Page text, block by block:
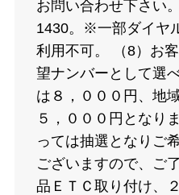
お問い合わせ下さい
1430。※一部ダイヤ
利用不可。 （8）お
望ナンバーとして選
は８，０００円、地
５，０００円となり
っては抽選となりご
ございますので、ご
品ＥＴＣ取り付け、